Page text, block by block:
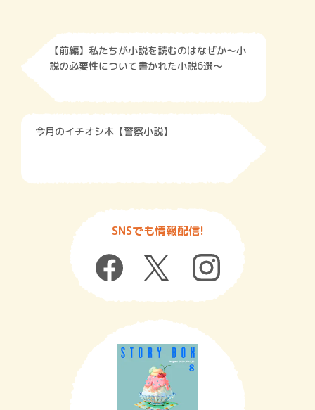
【前編】私たちが小説を読むのはなぜか～小
説の必要性について書かれた小説6選～
今月のイチオシ本【警察小説】
SNSでも情報配信!